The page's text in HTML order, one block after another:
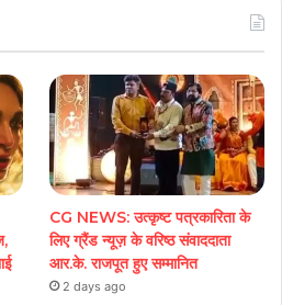
CG NEWS: उत्कृष्ट पत्रकारिता के
लिए ग्रैंड न्यूज़ के वरिष्ठ संवाददाता
आर.के. राजपूत हुए सम्मानित
2 days ago